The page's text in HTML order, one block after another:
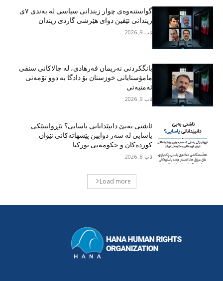
گواستنەوەی چوار زیندانی سیاسی لە بەندی ٧ی
زیندانی ئێڤین دوای هێرشی گاردی زیندان
ئاب 9, 2026
بانگکردنی نەریمان فەرهادی، لە چالاکانی سنفی
مامۆستایانی خوزستان بۆ دادگا بە دوو تۆمەتی
ئەمنیەتی
ئاب 9, 2026
ئاشتی بەبێ دانپێدانانی یاسایی؟ تێڕوانینێکی
یاسایی لە سەر دوایین پێشهاتەکانی نێوان
کوردەکان و حکومەتی تورکیا
ئاب 8, 2026
Load more